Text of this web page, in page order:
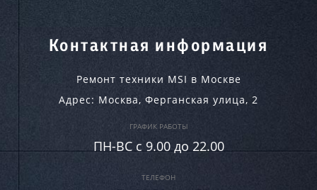
Контактная информация
Ремонт техники MSI в Москве
Адрес: Москва, Ферганская улица, 2
ГРАФИК РАБОТЫ
ПН-ВC c 9.00 до 22.00
ТЕЛЕФОН